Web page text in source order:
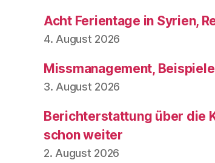
Acht Ferientage in Syrien,
4. August 2026
Missmanagement,
3. August 2026
Berichterstattung über die
schon weiter
2. August 2026